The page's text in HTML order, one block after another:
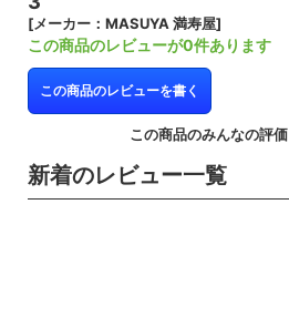
[メーカー：MASUYA 満寿屋]
この商品のレビューが0件あります
この商品のレビューを書く
この商品のみんなの評価
新着のレビュー一覧